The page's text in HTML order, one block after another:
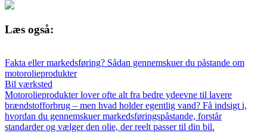
Læs også:
Fakta eller markedsføring? Sådan gennemskuer du påstande om
motorolieprodukter
Bil værksted
Motorolieprodukter lover ofte alt fra bedre ydeevne til lavere
brændstofforbrug – men hvad holder egentlig vand? Få indsigt i,
hvordan du gennemskuer markedsføringspåstande, forstår
standarder og vælger den olie, der reelt passer til din bil.